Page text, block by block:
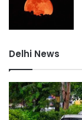
Delhi News
गुरुग्राम
में
भारी